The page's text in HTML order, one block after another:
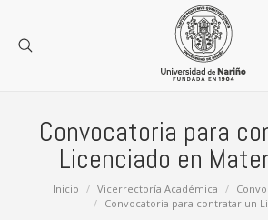
Convocatoria para
Licenciado en
Estás aquí:
Inicio Vicerrectoría Académica
Convocatoria para contratar un